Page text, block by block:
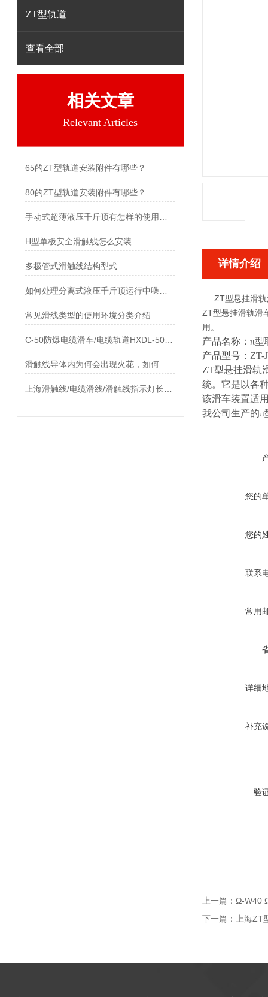
ZT型轨道
查看全部
相关文章
Relevant Articles
65的ZT型轨道安装附件有哪些？
80的ZT型轨道安装附件有哪些？
H型单极安全滑触线怎么安装
多极管式滑触线结构型式
常见滑线类型的使用环境分类介绍
详情介绍
ZT型悬挂滑轨
ZT型悬挂滑轨滑
用。
产品名称： π型
产品型号： ZT-
ZT型悬挂滑轨
统。它是以各
该滑车装置适
我公司生产的π
您的
您的
联系
常用
详细
补充
验
上一篇： Ω-W40
下一篇：
上海ZT